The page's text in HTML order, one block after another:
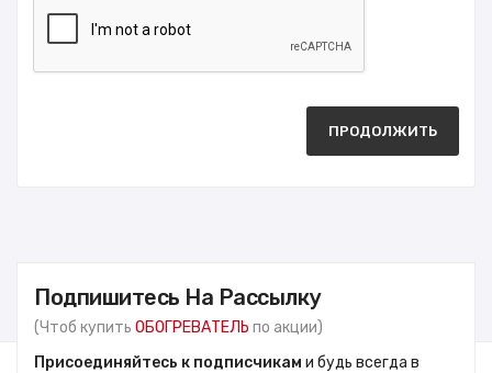
ПРОДОЛЖИТЬ
Подпишитесь На Рассылку
(Чтоб купить ОБОГРЕВАТЕЛЬ по акции)
Присоединяйтесь к подписчикам и будь всегда в